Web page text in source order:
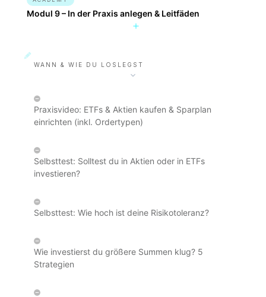
Modul 9 – In der Praxis anlegen & Leitfäden
WANN & WIE DU LOSLEGST
Praxisvideo: ETFs & Aktien kaufen & Sparplan
einrichten (inkl. Ordertypen)
Selbsttest: Solltest du in Aktien oder in ETFs
investieren?
Selbsttest: Wie hoch ist deine Risikotoleranz?
Wie investierst du größere Summen klug? 5
Strategien